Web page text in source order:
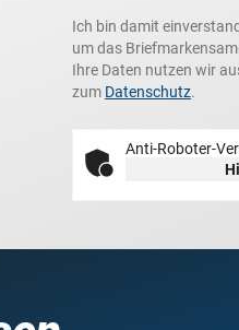
Ich bin damit
um das
Ihre Daten nutzen wir
zum Datenschutz.
Anti-Roboter-